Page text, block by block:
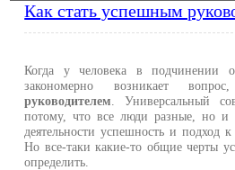
Как стать успешным
Когда у человека в подчинении
закономерно возникает
руководителем . Универсальный
потому, что все люди разные, но и
деятельности успешность и подход
Но все-таки какие-то общие черты
определить.